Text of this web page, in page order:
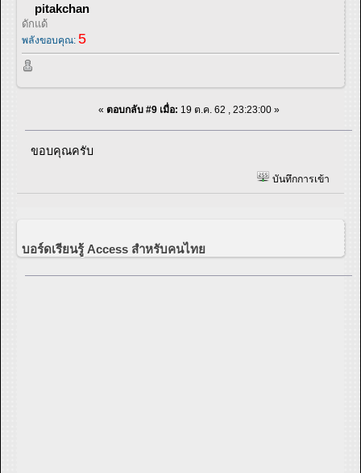
pitakchan
ดักแด้
พลังขอบคุณ: 5
« ตอบกลับ #9 เมื่อ: 19 ต.ค. 62 , 23:23:00 »
ขอบคุณครับ
บันทึกการเข้า
บอร์ดเรียนรู้ Access สำหรับคนไทย